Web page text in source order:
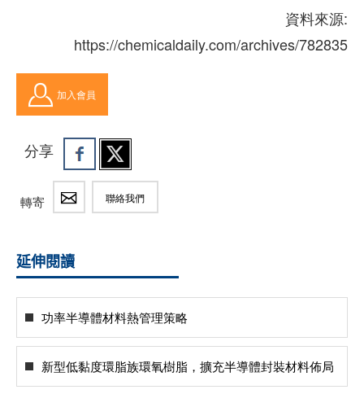
資料來源:
https://chemicaldaily.com/archives/782835
加入會員
分享
轉寄 聯絡我們
延伸閱讀
功率半導體材料熱管理策略
新型低黏度環脂族環氧樹脂，擴充半導體封裝材料佈局